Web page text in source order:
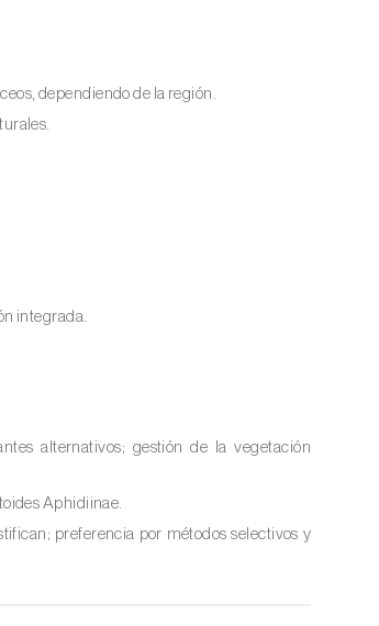
dependiendo de la región.
integrada.
alternativos; gestión de la vegetación
Aphidiinae.
preferencia por métodos selectivos y